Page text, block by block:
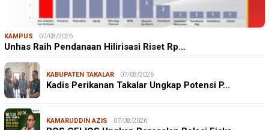
KAMPUS 07/08/2026
Unhas Raih Pendanaan Hilirisasi Riset Rp…
KABUPATEN TAKALAR 07/08/2026
Kadis Perikanan Takalar Ungkap Potensi P…
KAMARUDDIN AZIS 07/08/2026